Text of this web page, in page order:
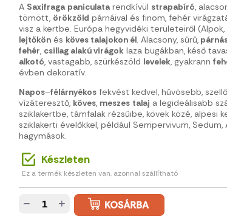
A Saxifraga paniculatarendkívül strapabíró,
tömött, örökzöld párnáival és finom, fehér
visz a kertbe. Európa hegyvidéki területeiről
lejtőkön és köves talajokon él. Alacsony, sűrű,
fehér, csillag alakú virágok laza bugákban, késő
alkotó, vastagabb, szürkészöld levelek, gyakrann
évben dekoratív.
Napos–félárnyékos fekvést kedvel, hűvösebb,
vízáteresztő, köves, meszes talaj a legideálisabb
sziklakertbe, támfalak rézsűibe, kövek közé, alpesi
sziklakerti évelőkkel, például Sempervivum,
hagymások.
Készleten
Ez a termék készleten van, azonnal szállítható
− +